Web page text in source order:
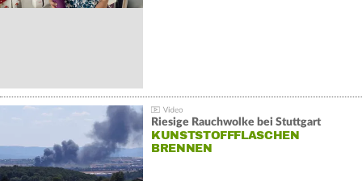
Riesige Rauchwolke bei Stuttgart
KUNSTSTOFFFLASCHEN
BRENNEN